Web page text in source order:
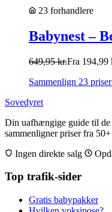
23 forhandlere
Babynest –
649,95kr.Fra 194,99
Sammenlign 23
Sovedyret
Din uafhængige guide til
sammenligner priser fra
Ingen direkte salg
Top trafik-sider
Gratis babypakker